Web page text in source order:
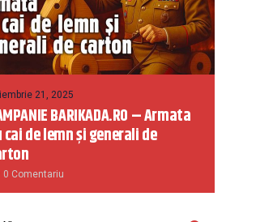
21, 2025
BARIKADA.RO – Armata
cai de lemn și generali de
0 Comentariu